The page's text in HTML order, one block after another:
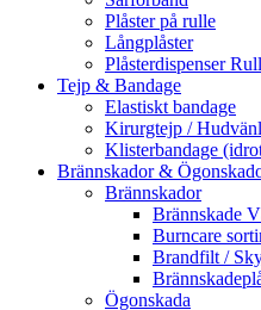
Plåster på rulle
Långplåster
Plåsterdispenser
Tejp & Bandage
Elastiskt bandage
Kirurgtejp /
Klisterbandage
Brännskador &
Brännskador
Brännskade
Burncare
Brandfilt /
Ögonskada